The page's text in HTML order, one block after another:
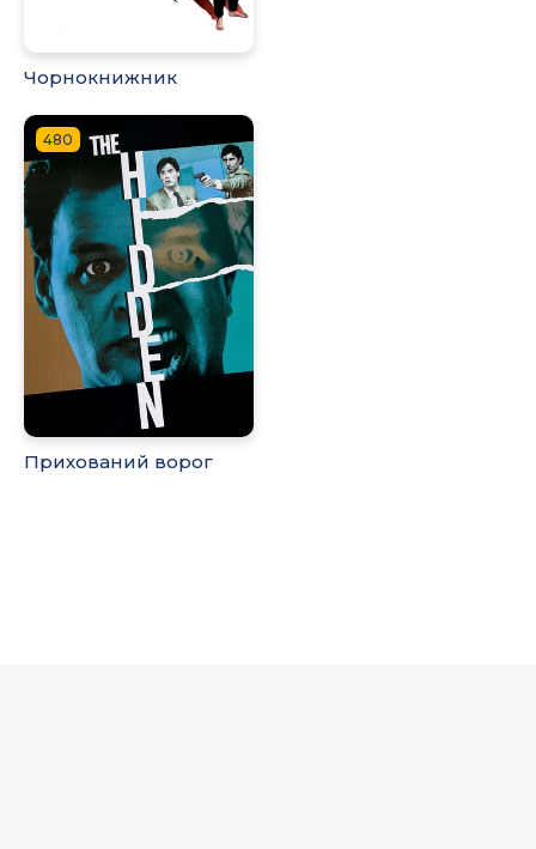
Чорнокнижник
480
Прихований ворог